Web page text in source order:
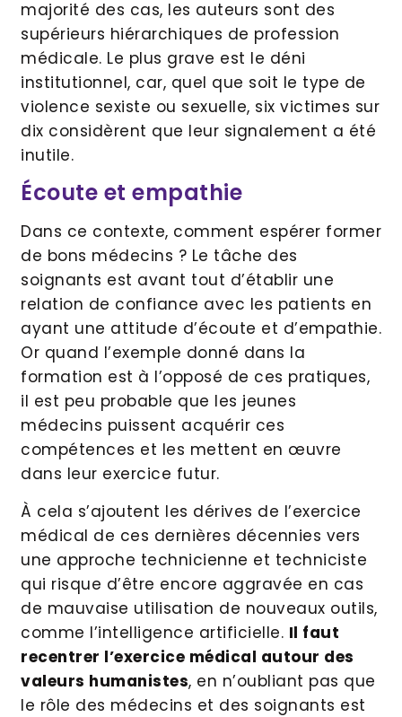
majorité des cas, les auteurs sont des
supérieurs hiérarchiques de profession
médicale. Le plus grave est le déni
institutionnel, car, quel que soit le type de
violence sexiste ou sexuelle, six victimes sur
dix considèrent que leur signalement a été
inutile.
Écoute et empathie
Dans ce contexte, comment espérer former
de bons médecins ? Le tâche des
soignants est avant tout d’établir une
relation de confiance avec les patients en
ayant une attitude d’écoute et d’empathie.
Or quand l’exemple donné dans la
formation est à l’opposé de ces pratiques,
il est peu probable que les jeunes
médecins puissent acquérir ces
compétences et les mettent en œuvre
dans leur exercice futur.
À cela s’ajoutent les dérives de l’exercice
médical de ces dernières décennies vers
une approche technicienne et techniciste
qui risque d’être encore aggravée en cas
de mauvaise utilisation de nouveaux outils,
comme l’intelligence artificielle. Il faut
recentrer l’exercice médical autour des
valeurs humanistes, en n’oubliant pas que
le rôle des médecins et des soignants est